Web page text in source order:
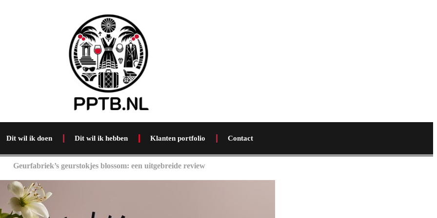
Dit wil ik doen Dit wil ik hebben Klanten portfolio Contact
Geurfabriek’s geurstokjes blossom: een uitgebreide review